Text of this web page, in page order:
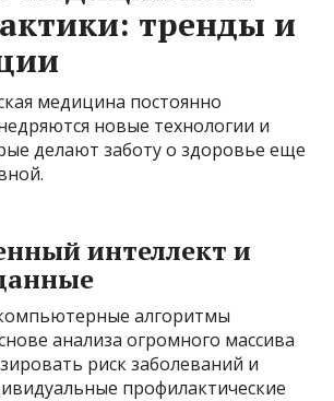
тренды и
медицина постоянно
новые технологии и
делают заботу о здоровье еще
интеллект и
алгоритмы
анализа огромного массива
риск заболеваний и
профилактические